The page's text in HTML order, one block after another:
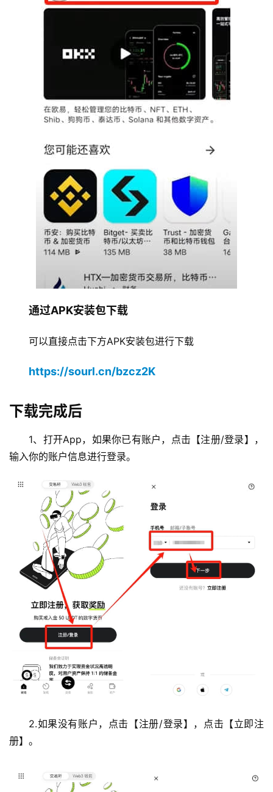
通过APK安装包下载
可以直接点击下方APK安装包进行下载
https://sourl.cn/bzcz2K
下载完成后
1、打开App， 如果你已有账户，点击【注册/登录】，
输入你的账户信息进行登录。
2.如果没有账户，点击【注册/登录】，点击【立即注
册】。